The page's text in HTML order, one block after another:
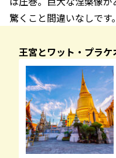
驚くこと間違いなしです。
王宮とワット・プラケ